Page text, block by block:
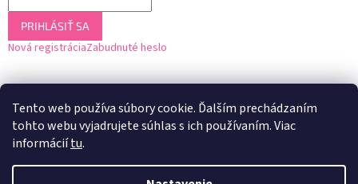
Tento web používa súbory cookie. Ďalším prechádzaním
tohto webu vyjadrujete súhlas s ich používaním. Viac
informáciítu.
PRIHLÁSIŤ SA
Nová registráciaZabudnuté heslo